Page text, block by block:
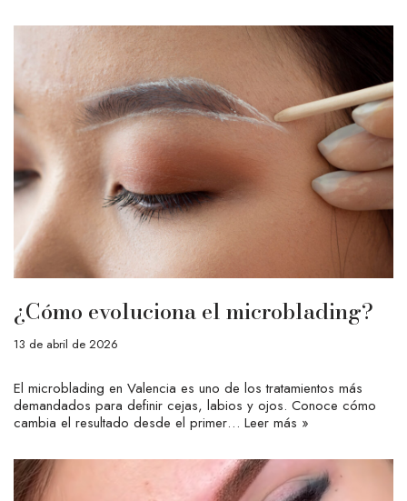
¿Cómo evoluciona el microblading?
13 de abril de 2026
El microblading en Valencia es uno de los tratamientos más
demandados para definir cejas, labios y ojos. Conoce cómo
cambia el resultado desde el primer… Leer más »